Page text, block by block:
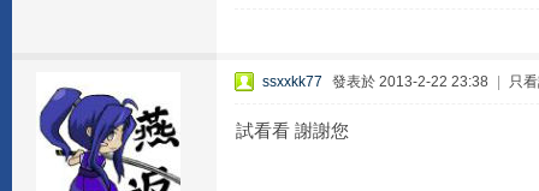
ssxxkk77 發表於 2013-2-22 23:38 只
試看看 謝謝您